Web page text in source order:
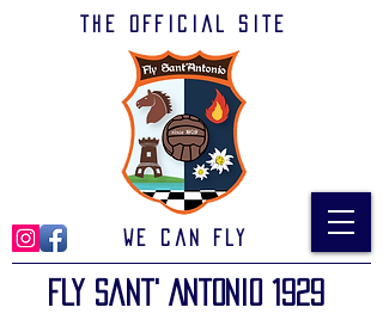
The official site
We can Fly
Fly Sant' Antonio 1929